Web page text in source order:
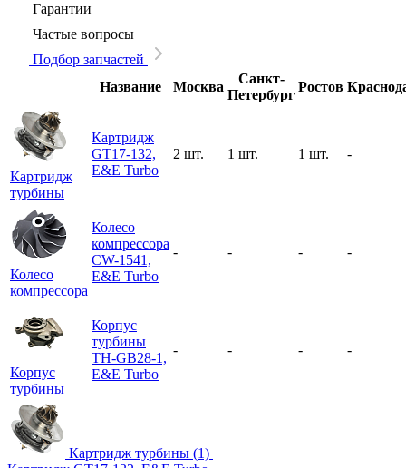
Гарантии
Частые вопросы
Подбор запчастей
Название
Москва
Санкт-
Петербург
Ростов
Картридж
турбины
Картридж
GT17-132,
E&E Turbo
2 шт. 1 шт. 1 шт. -
Колесо
компрессора
Колесо
компрессора
CW-1541,
E&E Turbo
- - - -
Корпус
турбины
Корпус
турбины
TH-GB28-1,
E&E Turbo
- - - -
Картридж турбины (1)